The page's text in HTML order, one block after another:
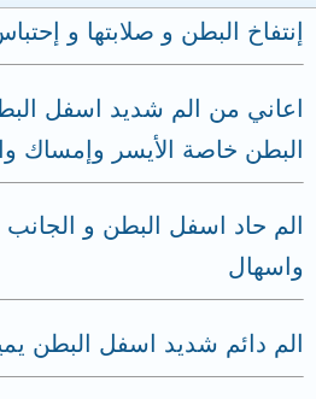
إنتفاخ البطن و صلابتها و
اعاني من الم شديد اسفل
البطن خاصة الأيسر وإمساك
الم حاد اسفل البطن و الجانب
واسهال
الم دائم شديد اسفل البطن